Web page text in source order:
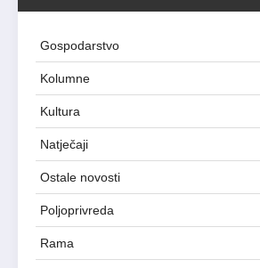
Gospodarstvo
Kolumne
Kultura
Natječaji
Ostale novosti
Poljoprivreda
Rama